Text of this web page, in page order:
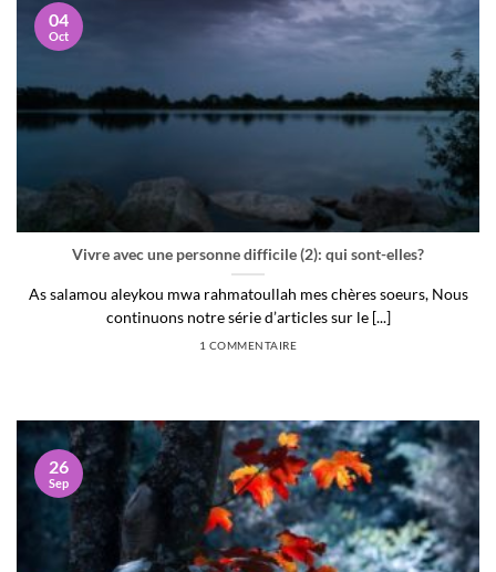
Vivre avec une personne difficile (2): qui sont-elles?
As salamou aleykou mwa rahmatoullah mes chères soeurs, Nous
continuons notre série d’articles sur le [...]
1 COMMENTAIRE
04
Oct
26
Sep